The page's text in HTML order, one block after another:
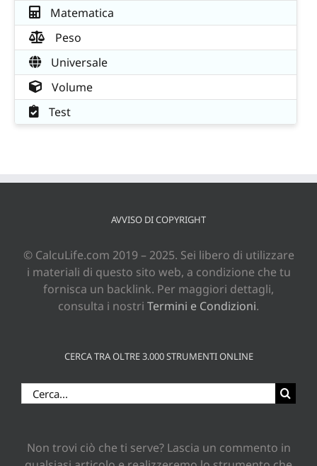
Matematica
Peso
Universale
Volume
Test
AVVISO DI COPYRIGHT
© CalcuLife.com 2019 – 2025. Sei libero di utilizzare
i materiali di questo sito web, a condizione che tu
fornisca un backlink. Per maggiori dettagli,
consulta i nostri Termini e Condizioni.
CERCA TRA OLTRE 3.000 STRUMENTI ONLINE
Cerca
per:
Non trovi ciò che ti serve? Lascia un commento in